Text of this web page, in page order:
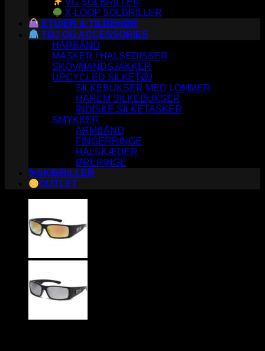
X-LOOP SOLBRILLER
ETUIER & TILBEHØR
TØJ OG ACCESSORIES
HÅRBÅND
MASKER / HALSEDISSER
SKOVMANDSJAKKER
UPCYCLED SILKETØJ
SILKEBUKSER MED LOMMER
HAREM SILKEBUKSER
INDISKE SILKETASKER
SMYKKER
ARMBÅND
FINGERRINGE
HALSKÆDER
ØRERINGE
⛷️SKIBRILLER
OUTLET